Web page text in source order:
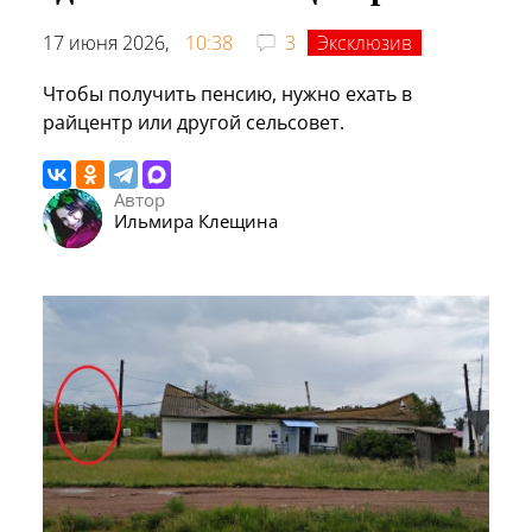
17 июня 2026, 10:38 3
Эксклюзив
Чтобы получить пенсию, нужно ехать в
райцентр или другой сельсовет.
Автор
Ильмира Клещина